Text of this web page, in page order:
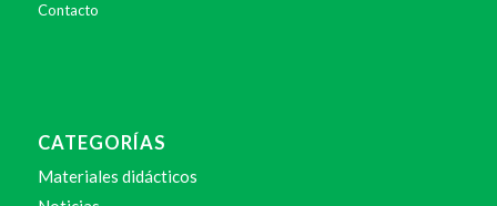
Contacto
CATEGORÍAS
Materiales didácticos